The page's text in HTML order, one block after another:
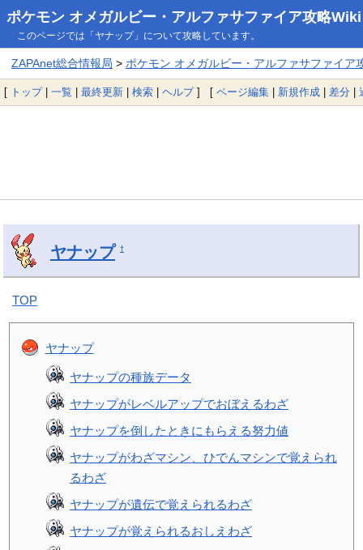
ポケモン オメガルビー・アルファサファイア攻略Wiki
このページでは「ヤナップ」について攻略しています。
ZAPAnet総合情報局 > ポケモン オメガルビー・アルファサファイア
[ トップ| 一覧 | 最終更新 | 検索 | ヘルプ] [ ページ編集 | 新規作成 | 差分 |
ヤナップ †
TOP
ヤナップ
ヤナップの種族データ
ヤナップがレベルアップでおぼえるわざ
ヤナップを倒したときにもらえる努力値
ヤナップがわざマシン、ひでんマシンで覚えられ
るわざ
ヤナップが遺伝で覚えられるわざ
ヤナップが覚えられるおしえわざ